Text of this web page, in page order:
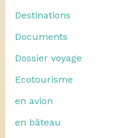
Destinations
Documents
Dossier voyage
Ecotourisme
en avion
en bâteau